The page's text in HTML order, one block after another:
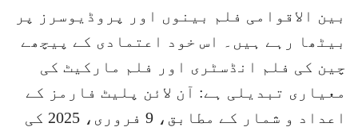
بین الاقوامی فلم بینوں اور پروڈیوسرز پر
بیٹھا رہے ہیں۔ اس خود اعتمادی کے پیچھے
چین کی فلم انڈسٹری اور فلم مارکیٹ کی
معیاری تبدیلی ہے: آن لائن پلیٹ فارمز کے
اعداد و شمار کے مطابق، 9 فروری، 2025 کی